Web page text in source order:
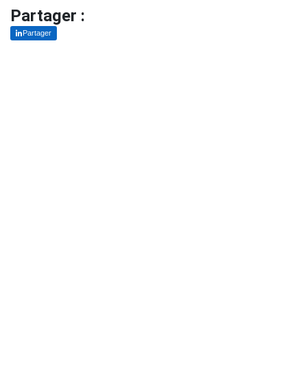
Partager :
Partager